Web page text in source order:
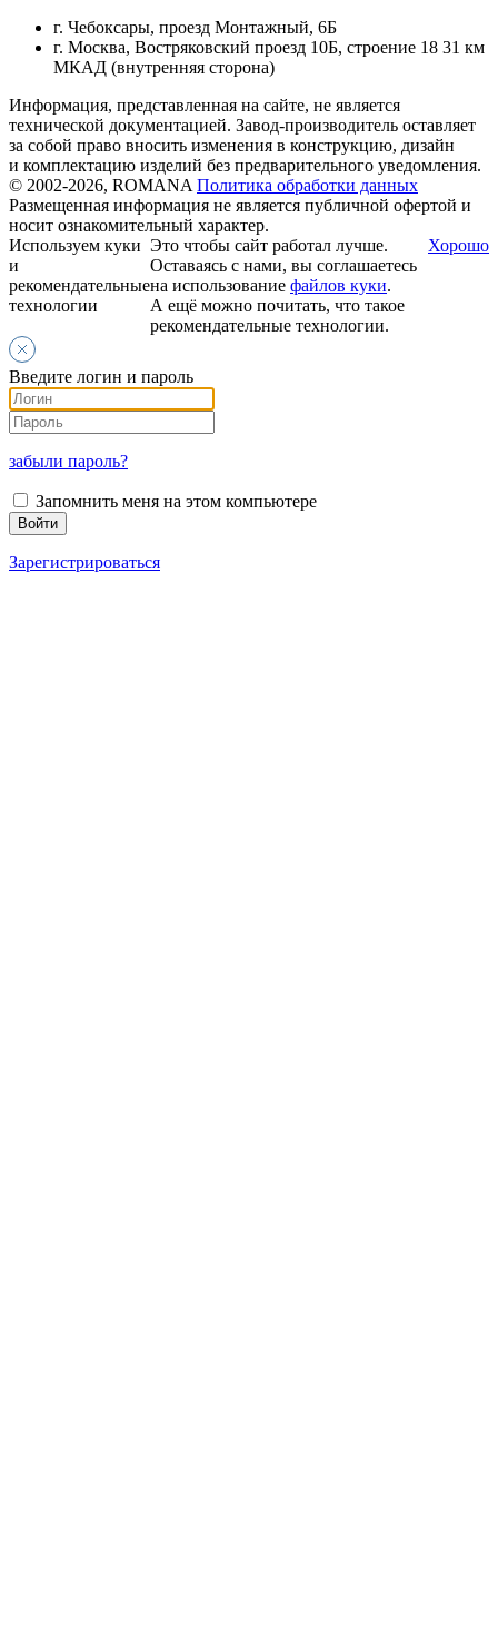
г. Чебоксары, проезд Монтажный, 6Б
г. Москва, Востряковский проезд 10Б, строение 18 31 км
МКАД (внутренняя сторона)
Информация, представленная на сайте, не является
технической документацией. Завод-производитель оставляет
за собой право вносить изменения в конструкцию, дизайн
и комплектацию изделий без предварительного уведомления.
© 2002-2026, ROMANA Политика обработки данных
Размещенная информация не является публичной офертой и
носит ознакомительный характер.
Используем куки
и
рекомендательные
технологии
Это чтобы сайт работал лучше.
Оставаясь с нами, вы соглашаетесь
на использование файлов куки.
А ещё можно почитать, что такое
рекомендательные технологии.
Хорошо
Введите логин и пароль
забыли пароль?
Запомнить меня на этом компьютере
Зарегистрироваться